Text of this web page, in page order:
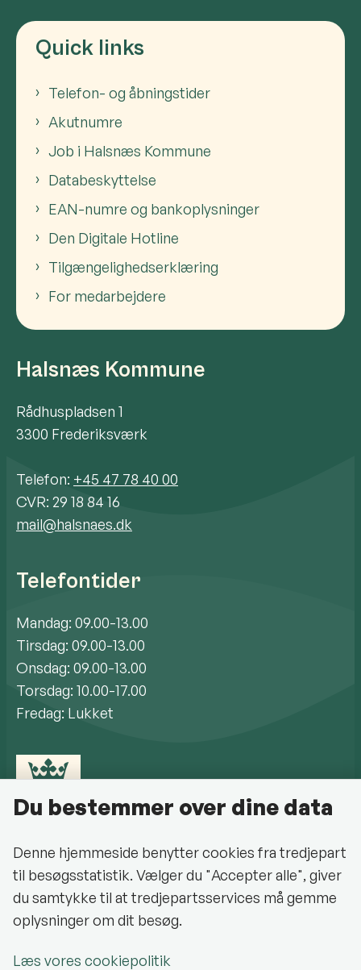
Quick links
Telefon- og åbningstider
Akutnumre
Job i Halsnæs Kommune
Databeskyttelse
EAN-numre og bankoplysninger
Den Digitale Hotline
Tilgængelighedserklæring
For medarbejdere
Halsnæs Kommune
Rådhuspladsen 1
3300 Frederiksværk
Telefon: +45 47 78 40 00
CVR: 29 18 84 16
mail@halsnaes.dk
Telefontider
Mandag: 09.00-13.00
Tirsdag: 09.00-13.00
Onsdag: 09.00-13.00
Torsdag: 10.00-17.00
Fredag: Lukket
Cookiepolitik
Du bestemmer over dine data
Denne hjemmeside benytter cookies fra tredjepart
til besøgsstatistik. Vælger du "Accepter alle", giver
du samtykke til at tredjepartsservices må gemme
oplysninger om dit besøg.
Læs vores cookiepolitik